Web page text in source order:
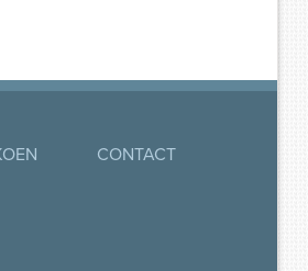
CONTACT